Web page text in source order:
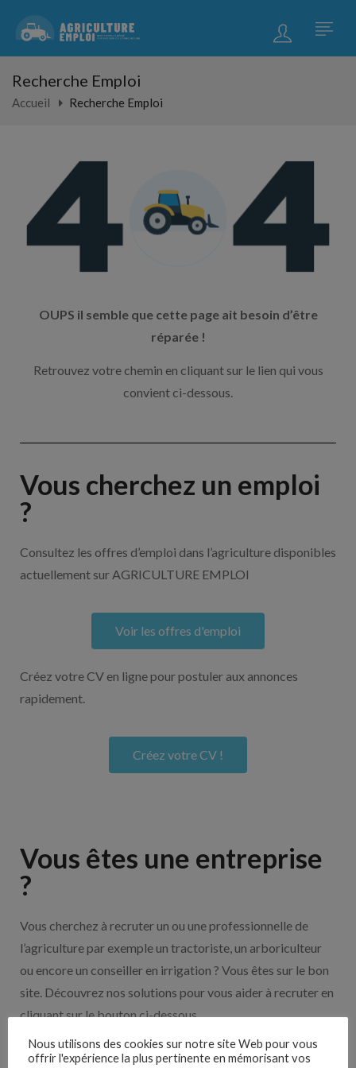
Recherche Emploi
Accueil Recherche Emploi
OUPS il semble que cette page ait besoin d’être
réparée !
Retrouvez votre chemin en cliquant sur le lien qui vous
convient ci-dessous.
Vous cherchez un emploi
?
Consultez les offres d’emploi dans l’agriculture disponibles
actuellement sur AGRICULTURE EMPLOI
Voir les offres d'emploi
Créez votre CV en ligne pour postuler aux annonces
rapidement.
Créez votre CV !
Vous êtes une entreprise
?
Vous cherchez à recruter un ou une professionnelle de
l’agriculture par exemple un tractoriste, un arboriculteur
ou encore un conseiller en irrigation ? Vous êtes sur le bon
site. Découvrez nos solutions pour vous aider à recruter en
cliquant sur le bouton ci-dessous.
Nos solutions entreprises
Nous utilisons des cookies sur notre site Web pour vous
offrir l'expérience la plus pertinente en mémorisant vos